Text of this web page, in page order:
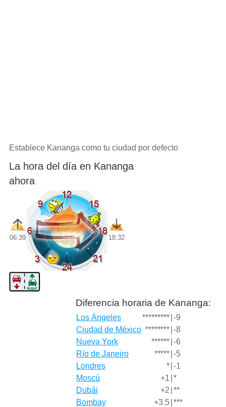
Establece Kananga como tu ciudad por defecto
La hora del día en Kananga
ahora
06:39 18:32
Diferencia horaria de Kananga:
Los Ángeles ********* -9
Ciudad de México ******** -8
Nueva York
****** -6
Río de Janeiro
***** -5
Londres
* -1
Moscú
+1 *
Dubái
+2 **
Bombay
+3.5 ***